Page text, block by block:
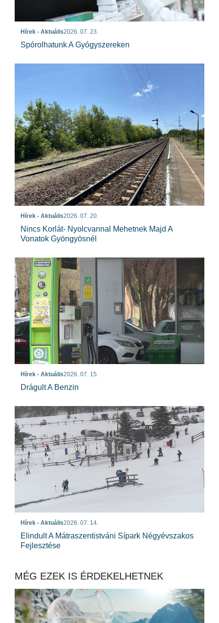
Hírek - Aktuális2026. 07. 23.
Spórolhatunk A Gyógyszereken
Hírek - Aktuális2026. 07. 20.
Nincs Korlát- Nyolcvannal Mehetnek Majd A
Vonatok Gyöngyösnél
Hírek - Aktuális2026. 07. 15.
Drágult A Benzin
Hírek - Aktuális2026. 07. 14.
Elindult A Mátraszentistváni Sípark Négyévszakos
Fejlesztése
MÉG EZEK IS ÉRDEKELHETNEK